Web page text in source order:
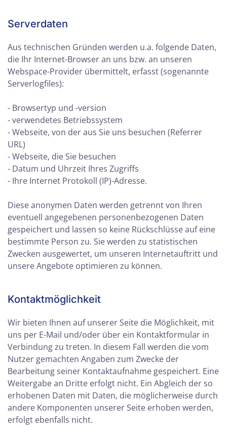
Serverdaten
Aus technischen Gründen werden u.a. folgende Daten,
die Ihr Internet-Browser an uns bzw. an unseren
Webspace-Provider übermittelt, erfasst (sogenannte
Serverlogfiles):
- Browsertyp und -version
- verwendetes Betriebssystem
- Webseite, von der aus Sie uns besuchen (Referrer
URL)
- Webseite, die Sie besuchen
- Datum und Uhrzeit Ihres Zugriffs
- Ihre Internet Protokoll (IP)-Adresse.
Diese anonymen Daten werden getrennt von Ihren
eventuell angegebenen personenbezogenen Daten
gespeichert und lassen so keine Rückschlüsse auf eine
bestimmte Person zu. Sie werden zu statistischen
Zwecken ausgewertet, um unseren Internetauftritt und
unsere Angebote optimieren zu können.
Kontaktmöglichkeit
Wir bieten Ihnen auf unserer Seite die Möglichkeit, mit
uns per E-Mail und/oder über ein Kontaktformular in
Verbindung zu treten. In diesem Fall werden die vom
Nutzer gemachten Angaben zum Zwecke der
Bearbeitung seiner Kontaktaufnahme gespeichert. Eine
Weitergabe an Dritte erfolgt nicht. Ein Abgleich der so
erhobenen Daten mit Daten, die möglicherweise durch
andere Komponenten unserer Seite erhoben werden,
erfolgt ebenfalls nicht.